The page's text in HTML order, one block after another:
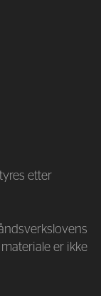
etter
er ikke